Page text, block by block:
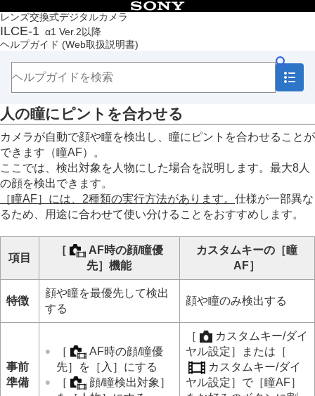
レンズ交換式デジタルカメラ
ILCE-1 α1 Ver.2以降
ヘルプガイド (Web取扱説明書)
目次
トップページ
ヘルプガイドの使いかた
本体と付属品を確認する
本機の基本操作
準備/基本的な撮影
MENU一覧から機能を探す
撮影機能を活用する
この章の目次
撮影モードを選ぶ
フォーカス（ピント）を合わせる
顔/瞳AF
AF時の顔/瞳優先（静止画/動画）
顔/瞳検出対象（静止画/動画）
検出対象切換設定
右目/左目選択（静止画/動画）
（静止画/動画）
フォーカス機能を使う
露出/測光を調整する
ISO感度を選ぶ
人の瞳にピントを合わせる
カメラが自動で顔や瞳を検出し、瞳にピントを合わせることが
できます（瞳AF）。
ここでは、検出対象を人物にした場合を説明します。最大8人
の顔を検出できます。
［瞳AF］ には、2種類の実行方法があります。 仕様が一部異な
るため、用途に合わせて使い分けることをおすすめします。
項目
［
AF時の顔/瞳優
先］機能
カスタムキーの ［瞳
AF］
特徴
顔や瞳を最優先して検出
する
顔や瞳のみ検出する
事前
準備
［
AF時の顔/瞳優
先］
を ［入］ にする
［
顔/瞳検出対象］
［
カスタムキー/ダイ
ヤル設定］
または ［
カスタムキー/ダイ
ヤル設定］ で ［瞳AF］